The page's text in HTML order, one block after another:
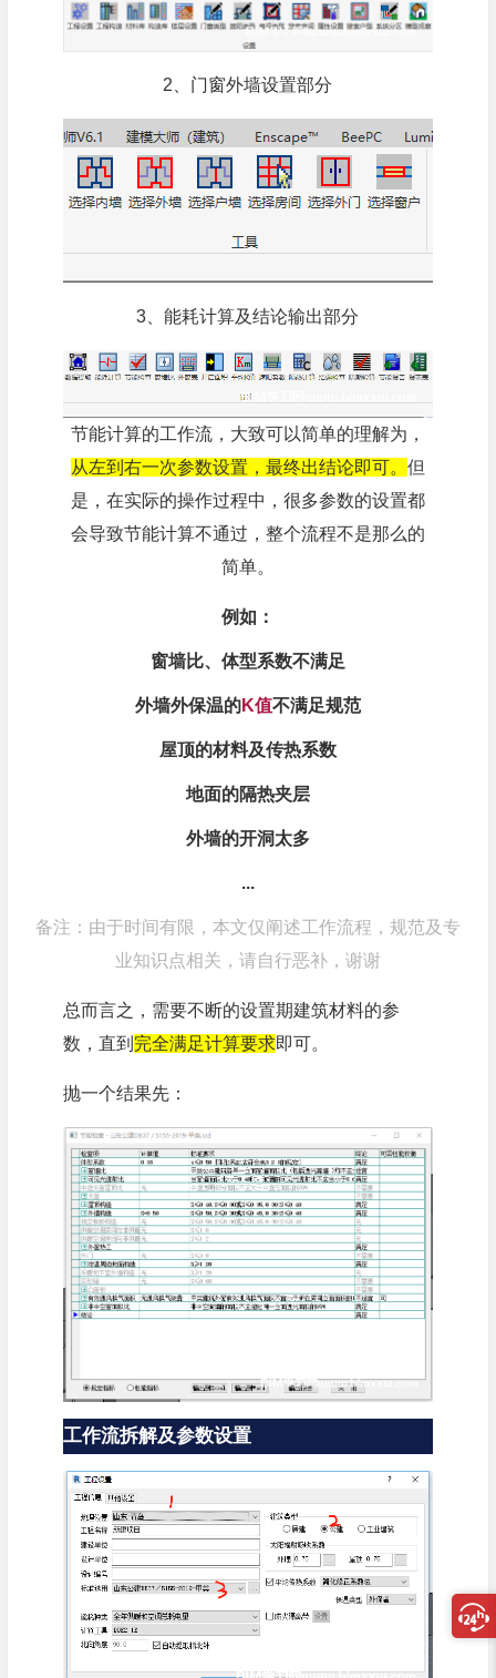
2、门窗外墙设置部分
3、能耗计算及结论输出部分
节能计算的工作流，大致可以简单的理解为，
从左到右一次参数设置，最终出结论即可。 但
是，在实际的操作过程中，很多参数的设置都
会导致节能计算不通过，整个流程不是那么的
简单。
例如：
窗墙比、体型系数不满足
外墙外保温的K值不满足规范
屋顶的材料及传热系数
地面的隔热夹层
外墙的开洞太多
...
备注：由于时间有限，本文仅阐述工作流程，规范及专
业知识点相关，请自行恶补，谢谢
总而言之，需要不断的设置期建筑材料的参
数，直到 完全满足计算要求即可。
抛一个结果先：
工作流拆解及参数设置